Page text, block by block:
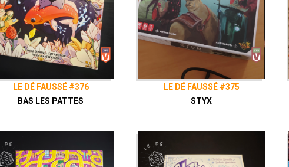
LE DÉ FAUSSÉ #376
BAS LES PATTES
LE DÉ FAUSSÉ #375
STYX